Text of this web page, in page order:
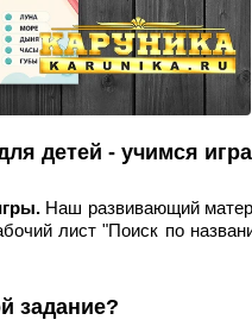
детей - учимся
Наш развивающий
лист "Поиск по
задание?